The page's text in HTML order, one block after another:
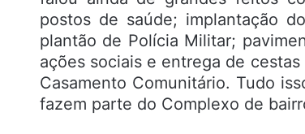
postos de saúde; implantação
plantão de Polícia Militar;
ações sociais e entrega de
Casamento Comunitário. Tudo
fazem parte do Complexo de